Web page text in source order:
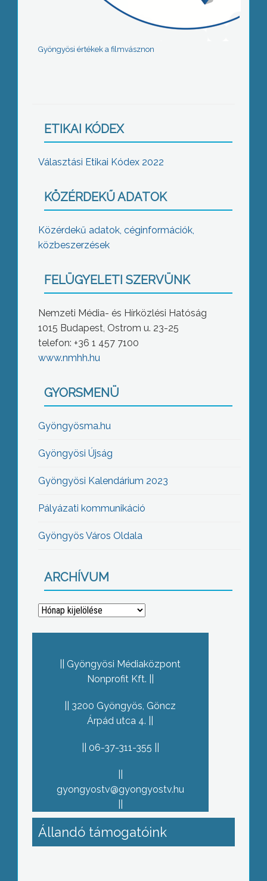
Gyöngyösi értékek a filmvásznon
ETIKAI KÓDEX
Választási Etikai Kódex 2022
KÖZÉRDEKŰ ADATOK
Közérdekű adatok, céginformációk,
közbeszerzések
FELÜGYELETI SZERVÜNK
Nemzeti Média- és Hírközlési Hatóság
1015 Budapest, Ostrom u. 23-25
telefon: +36 1 457 7100
www.nmhh.hu
GYORSMENÜ
Gyöngyösma.hu
Gyöngyösi Újság
Gyöngyösi Kalendárium 2023
Pályázati kommunikáció
Gyöngyös Város Oldala
ARCHÍVUM
Archívum
Gyöngyösi Médiaközpont
Nonprofit Kft.
3200 Gyöngyös, Göncz
Árpád utca 4.
06-37-311-355
gyongyostv@gyongyostv.hu
Állandó támogatóink